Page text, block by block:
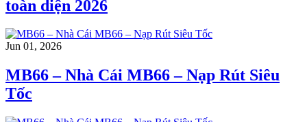
toàn diện 2026
Jun 01, 2026
MB66 – Nhà Cái MB66 – Nạp Rút Siêu
Tốc